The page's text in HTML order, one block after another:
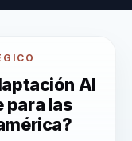
Al
para las